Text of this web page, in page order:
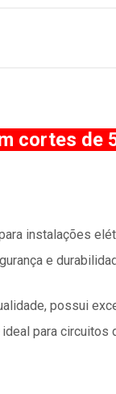
cortes de
instalações
e
possui
para